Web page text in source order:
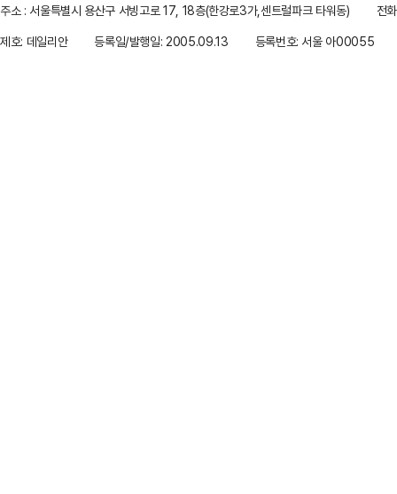
주소 : 서울특별시 용산구 서빙고로 17, 18층(한강로3가,센트럴파크 타워동)
전
제호: 데일리안
등록일/발행일: 2005.09.13 등록번호: 서울 아00055